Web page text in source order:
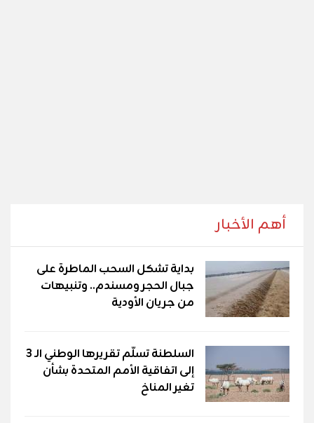
أهم الأخبار
بداية تشكل السحب الماطرة على
جبال الحجر ومسندم.. وتنبيهات
من جريان الأودية
السلطنة تسلّم تقريرها الوطني الـ 3
إلى اتفاقية الأمم المتحدة بشأن
تغير المناخ